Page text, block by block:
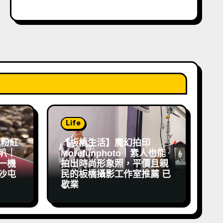
紅
｜
機
屯
Life
【板橋生活】魔幻拍印
Morefunphoto｜素人也能
拍出時尚形象照，平價且親
民的板橋攝影工作室推薦 已
歇業